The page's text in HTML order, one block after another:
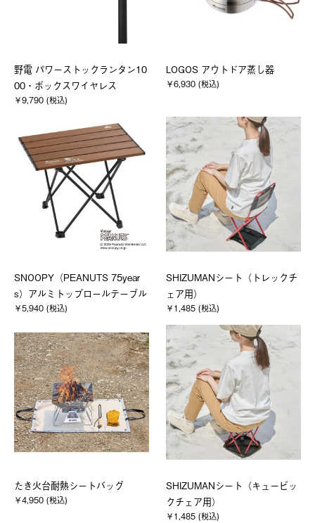
野電 パワーストックランタン10
00・ボックスワイヤレス
￥9,790 (税込)
LOGOS アウトドア蒸し器
￥6,930 (税込)
SNOOPY（PEANUTS 75year
s）アルミトップロールテーブル
￥5,940 (税込)
SHIZUMANシート（トレックチ
ェア用）
￥1,485 (税込)
たき火台耐熱シートバッグ
￥4,950 (税込)
SHIZUMANシート（キュービッ
クチェア用）
￥1,485 (税込)